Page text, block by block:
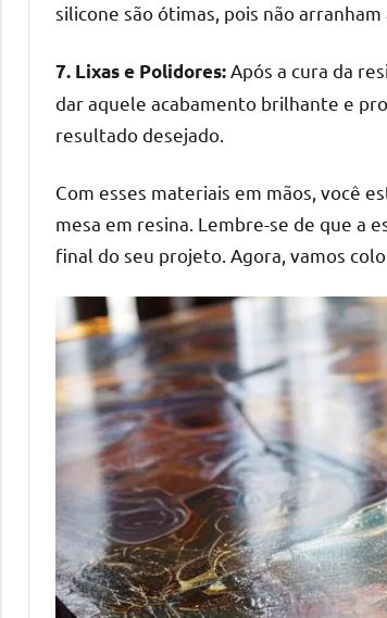
silicone são ótimas, pois não
7. Lixas e Polidores:Após a cura da
dar aquele acabamento brilhante e
resultado desejado.
Com esses materiais em mãos, você
mesa em resina. Lembre-se de que a
final do seu projeto. Agora, vamos